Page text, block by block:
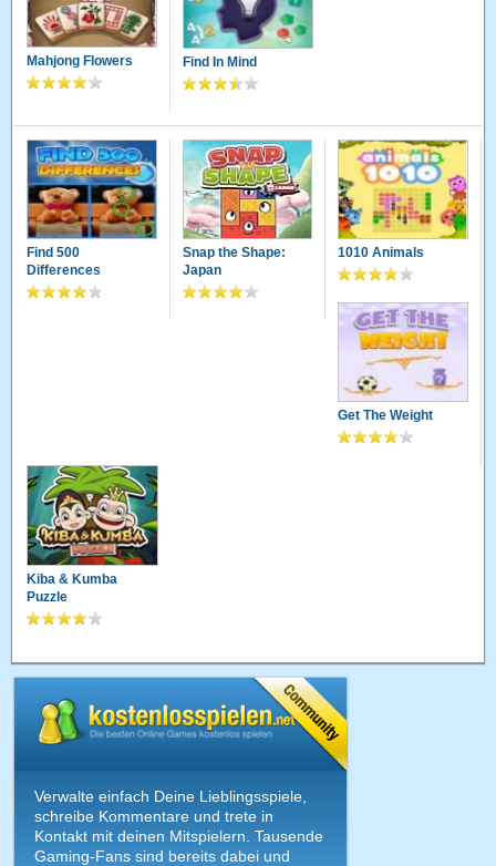
Mahjong Flowers Find In Mind
Find 500
Differences
Snap the Shape:
Japan
1010 Animals
Get The Weight
Kiba & Kumba
Puzzle
Verwalte einfach Deine Lieblingsspiele,
schreibe Kommentare und trete in
Kontakt mit deinen Mitspielern. Tausende
Gaming-Fans sind bereits dabei und